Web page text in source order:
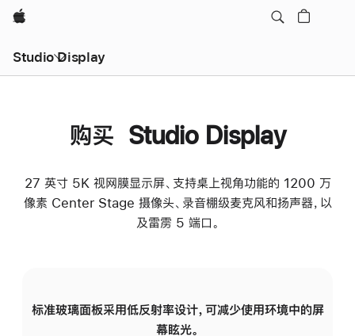
Apple
Studio Display
购买 Studio Display
27 英寸 5K 视网膜显示屏、支持桌上视角功能的 1200 万
像素 Center Stage 摄像头、录音棚级麦克风和扬声器，以
及雷雳 5 端口。
标准玻璃面板采用低反射率设计，可减少使用环境中的屏
幕眩光。